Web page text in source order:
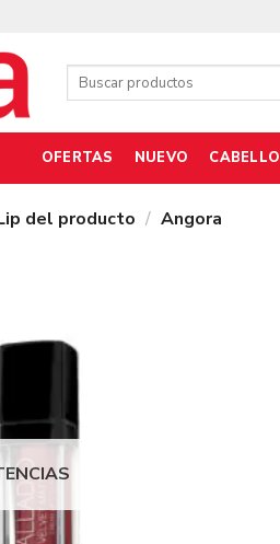
Buscar
OFERTAS NUEVO CABELLO
del producto / Angora